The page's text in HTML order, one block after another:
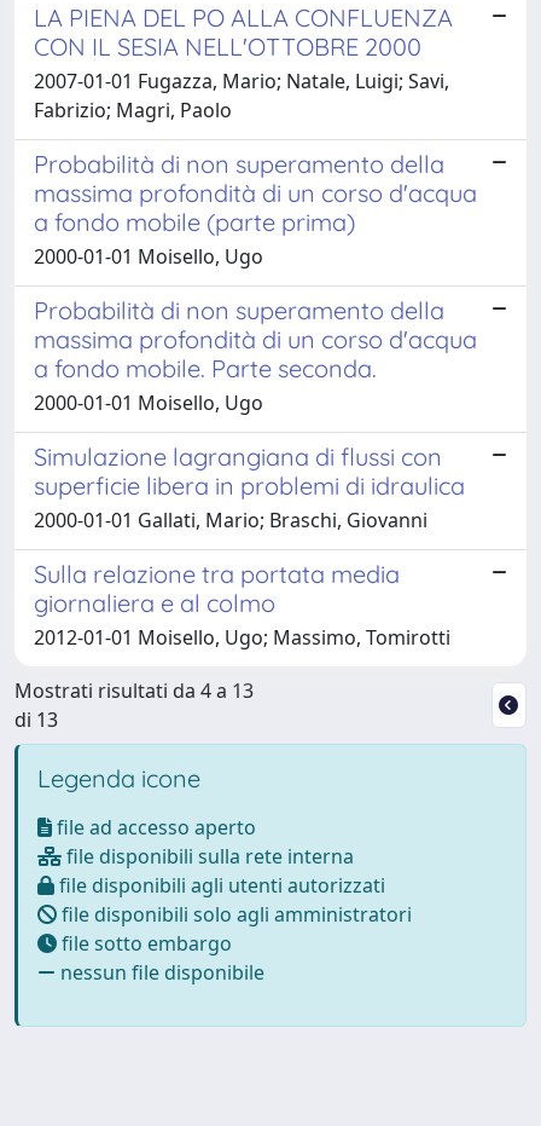
LA PIENA DEL PO ALLA CONFLUENZA
CON IL SESIA NELL'OTTOBRE 2000
2007-01-01 Fugazza, Mario; Natale, Luigi; Savi,
Fabrizio; Magri, Paolo
Probabilità di non superamento della
massima profondità di un corso d'acqua
a fondo mobile (parte prima)
2000-01-01 Moisello, Ugo
Probabilità di non superamento della
massima profondità di un corso d'acqua
a fondo mobile. Parte seconda.
2000-01-01 Moisello, Ugo
Simulazione lagrangiana di flussi con
superficie libera in problemi di idraulica
2000-01-01 Gallati, Mario; Braschi, Giovanni
Sulla relazione tra portata media
giornaliera e al colmo
2012-01-01 Moisello, Ugo; Massimo, Tomirotti
Mostrati risultati da 4 a 13
di 13
Legenda icone
file ad accesso aperto
file disponibili sulla rete interna
file disponibili agli utenti autorizzati
file disponibili solo agli amministratori
file sotto embargo
nessun file disponibile